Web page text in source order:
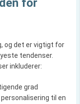
for
og det er vigtigt for
tendenser.
inkluderer:
grad
til en